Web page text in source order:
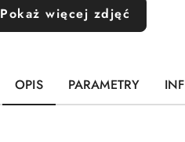
Pokaż więcej zdjęć
OPIS PARAMETRY